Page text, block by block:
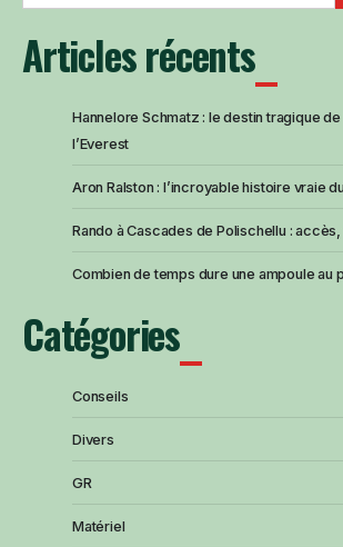
Articles récents
Hannelore Schmatz : le destin tragique de
l’Everest
Aron Ralston : l’incroyable histoire vraie
Rando à Cascades de Polischellu :
Combien de temps dure une ampoule au
Catégories
Conseils
Divers
GR
Matériel